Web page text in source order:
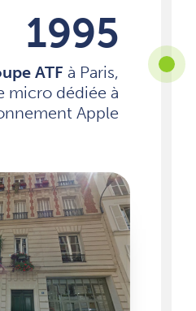
1995
ATF à Paris,
micro dédiée à
Apple